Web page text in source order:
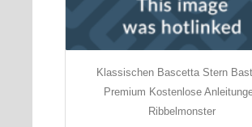
Klassischen Bascetta Stern
Premium Kostenlose
Ribbelmonster